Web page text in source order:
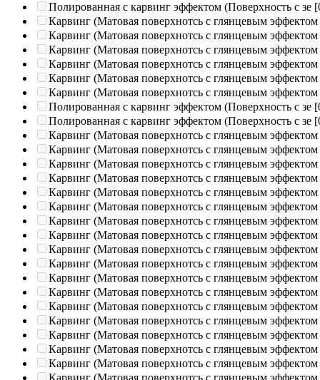
Полированная c карвинг эффектом (Поверхность с зе
Карвинг (Матовая поверхнотсь с глянцевым эффектом
Карвинг (Матовая поверхнотсь с глянцевым эффектом
Карвинг (Матовая поверхнотсь с глянцевым эффектом
Карвинг (Матовая поверхнотсь с глянцевым эффектом
Карвинг (Матовая поверхнотсь с глянцевым эффектом
Карвинг (Матовая поверхнотсь с глянцевым эффектом
Полированная c карвинг эффектом (Поверхность с зе
Полированная c карвинг эффектом (Поверхность с зе
Карвинг (Матовая поверхнотсь с глянцевым эффектом
Карвинг (Матовая поверхнотсь с глянцевым эффектом
Карвинг (Матовая поверхнотсь с глянцевым эффектом
Карвинг (Матовая поверхнотсь с глянцевым эффектом
Карвинг (Матовая поверхнотсь с глянцевым эффектом
Карвинг (Матовая поверхнотсь с глянцевым эффектом
Карвинг (Матовая поверхнотсь с глянцевым эффектом
Карвинг (Матовая поверхнотсь с глянцевым эффектом
Карвинг (Матовая поверхнотсь с глянцевым эффектом
Карвинг (Матовая поверхнотсь с глянцевым эффектом
Карвинг (Матовая поверхнотсь с глянцевым эффектом
Карвинг (Матовая поверхнотсь с глянцевым эффектом
Карвинг (Матовая поверхнотсь с глянцевым эффектом
Карвинг (Матовая поверхнотсь с глянцевым эффектом
Карвинг (Матовая поверхнотсь с глянцевым эффектом
Карвинг (Матовая поверхнотсь с глянцевым эффектом
Карвинг (Матовая поверхнотсь с глянцевым эффектом